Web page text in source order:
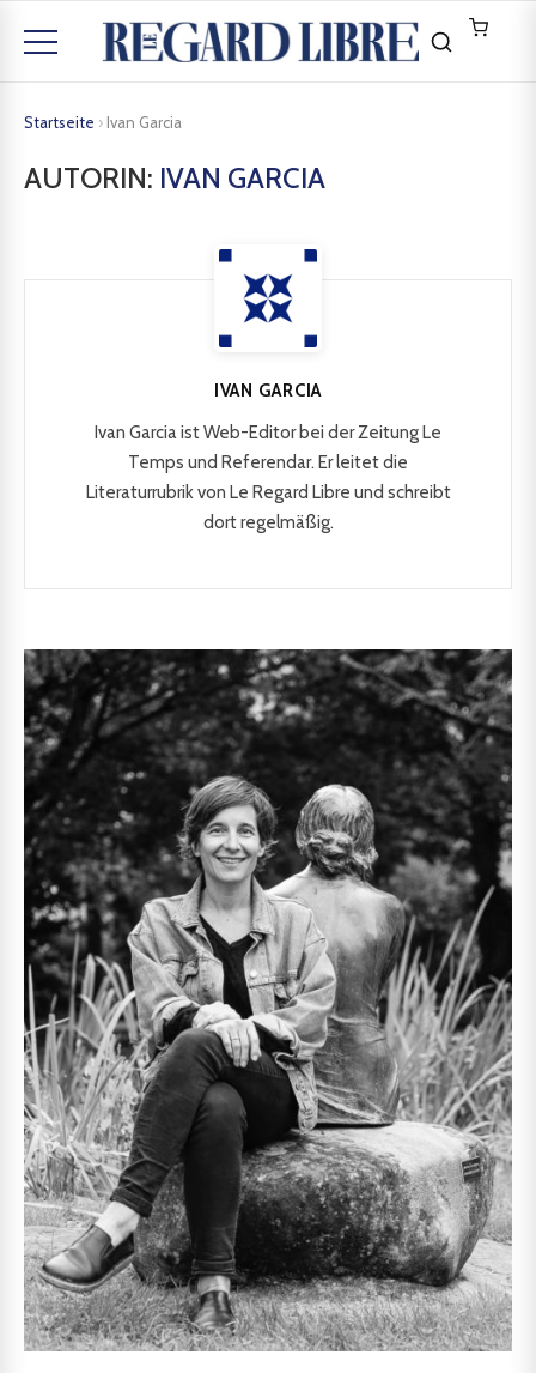
Startseite › Ivan Garcia
AUTORIN: IVAN GARCIA
IVAN GARCIA
Ivan Garcia ist Web-Editor bei der Zeitung Le
Temps und Referendar. Er leitet die
Literaturrubrik von Le Regard Libre und schreibt
dort regelmäßig.